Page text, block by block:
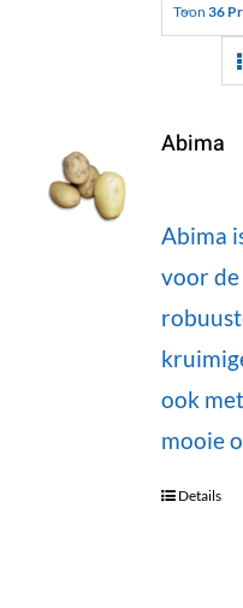
Toon 36
Abima
Abima
voor
ook
mooie
Details